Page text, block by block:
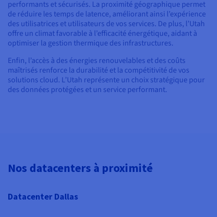
performants et sécurisés. La proximité géographique permet
de réduire les temps de latence, améliorant ainsi l’expérience
des utilisatrices et utilisateurs de vos services. De plus, l’Utah
offre un climat favorable à l’efficacité énergétique, aidant à
optimiser la gestion thermique des infrastructures.
Enfin, l’accès à des énergies renouvelables et des coûts
maîtrisés renforce la durabilité et la compétitivité de vos
solutions cloud. L’Utah représente un choix stratégique pour
des données protégées et un service performant.
Nos datacenters à proximité
Datacenter Dallas